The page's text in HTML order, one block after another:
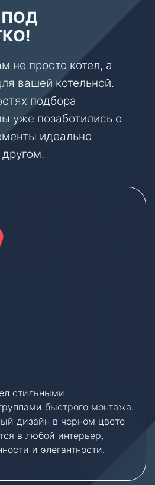
ПОД
не просто котел, а
вашей котельной.
подбора
уже позаботились о
идеально
стильными
быстрого монтажа.
дизайн в черном цвете
в любой интерьер,
и элегантности.